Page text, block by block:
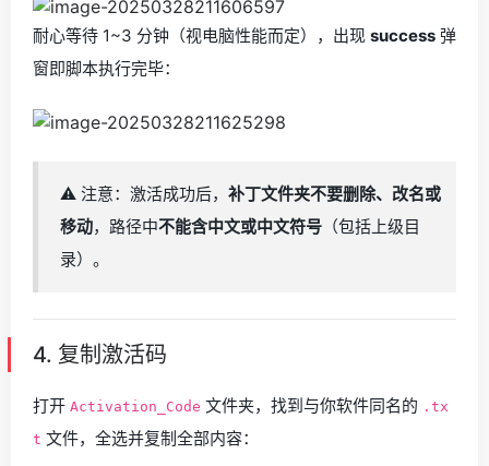
耐心等待 1~3 分钟（视电脑性能而定），出现 success 弹
窗即脚本执行完毕：
⚠️ 注意：激活成功后， 补丁文件夹不要删除、改名或
移动，路径中不能含中文或中文符号 （包括上级目
录）。
4. 复制激活码
打开 Activation_Code 文件夹，找到与你软件同名的 .tx
t 文件，全选并复制全部内容：